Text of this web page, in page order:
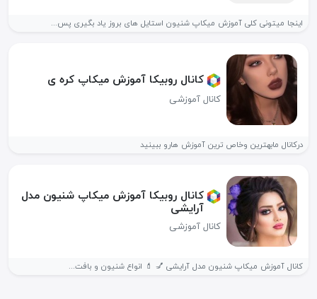
اینجا میتونی کلی آموزش میکاپ شنیون استایل های بروز یاد بگیری پس...
کانال روبیکا آموزش میکاپ کره ی
کانال آموزشی
درکانال مابهترین وخاص ترین آموزش هارو ببینید
کانال روبیکا آموزش میکاپ شنیون مدل
آرایشی
کانال آموزشی
کانال آموزش میکاپ شنیون مدل آرایشی 💅 💄 انواع شنیون و بافت...